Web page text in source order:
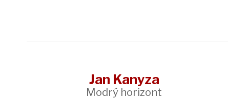
Jan Kanyza
Modrý horizont